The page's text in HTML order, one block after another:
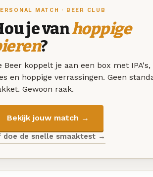
MATCH · BEER CLUB
je vanhoppige
?
Beer koppelt je aan een box met IPA's,
en hoppige verrassingen. Geen
Gewoon raak.
Bekijk jouw match →
doe de snelle smaaktest →